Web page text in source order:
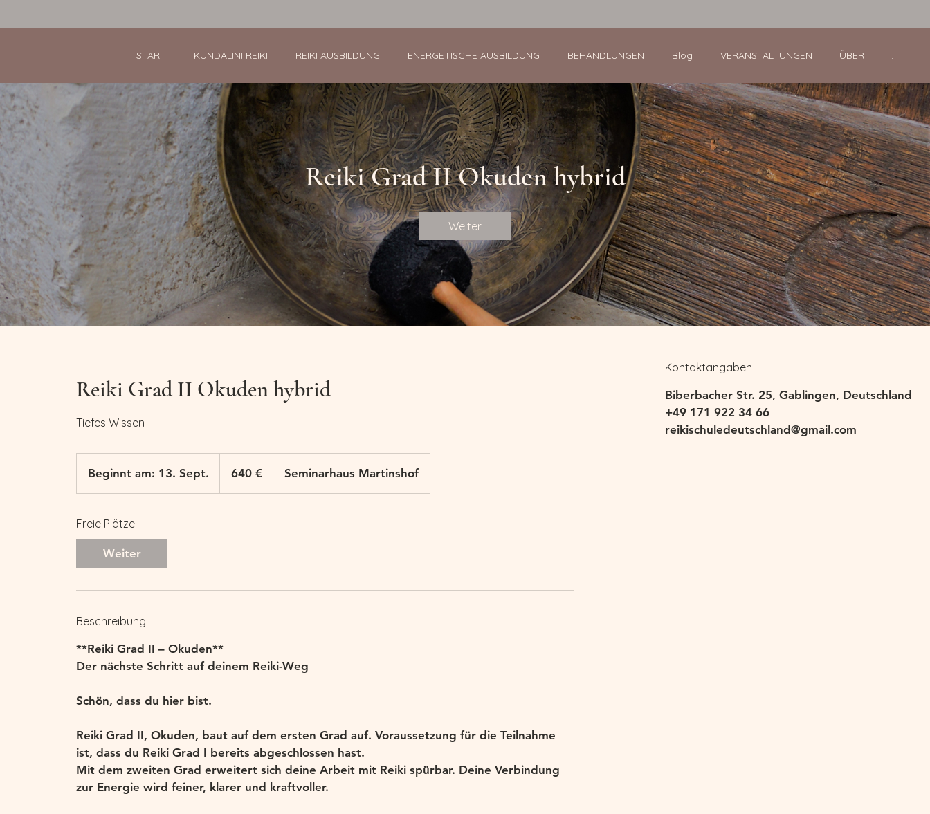
START KUNDALINI REIKI REIKI AUSBILDUNG ENERGETISCHE AUSBILDUNG BEHANDLUNGEN Blog VERANSTALTUNGEN ÜBER . . .
Reiki Grad II Okuden hybrid
Weiter
Reiki Grad II Okuden hybrid
Tiefes Wissen
Beginnt am: 13. Sept.
e
a
1
3
p
t
.
640 € Seminarhaus Martinshof
Freie Plätze
Weiter
Beschreibung
**Reiki Grad II – Okuden**
Der nächste Schritt auf deinem Reiki-Weg
Schön, dass du hier bist.
Reiki Grad II, Okuden, baut auf dem ersten Grad auf. Voraussetzung für die Teilnahme
ist, dass du Reiki Grad I bereits abgeschlossen hast.
Mit dem zweiten Grad erweitert sich deine Arbeit mit Reiki spürbar. Deine Verbindung
zur Energie wird feiner, klarer und kraftvoller.
Kontaktangaben
Biberbacher Str. 25, Gablingen, Deutschland
+49 171 922 34 66
reikischuledeutschland@gmail.com